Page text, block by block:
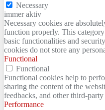
Necessary
immer aktiv
Necessary cookies are
function properly. This
basic functionalities and
cookies do not store any
Functional
Functional
Functional cookies help to
sharing the content of the
feedbacks, and other third-party
Performance